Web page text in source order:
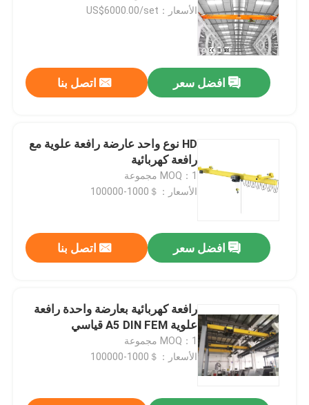
الأسعار：US$6000.00/set
افضل سعر اتصل بنا
HD نوع واحد عارضة رافعة علوية مع
رافعة كهربائية
MOQ：1 مجموعة
الأسعار：＄1000-100000
افضل سعر اتصل بنا
رافعة كهربائية بعارضة واحدة رافعة
علوية A5 DIN FEM قياسي
MOQ：1 مجموعة
الأسعار：＄1000-100000